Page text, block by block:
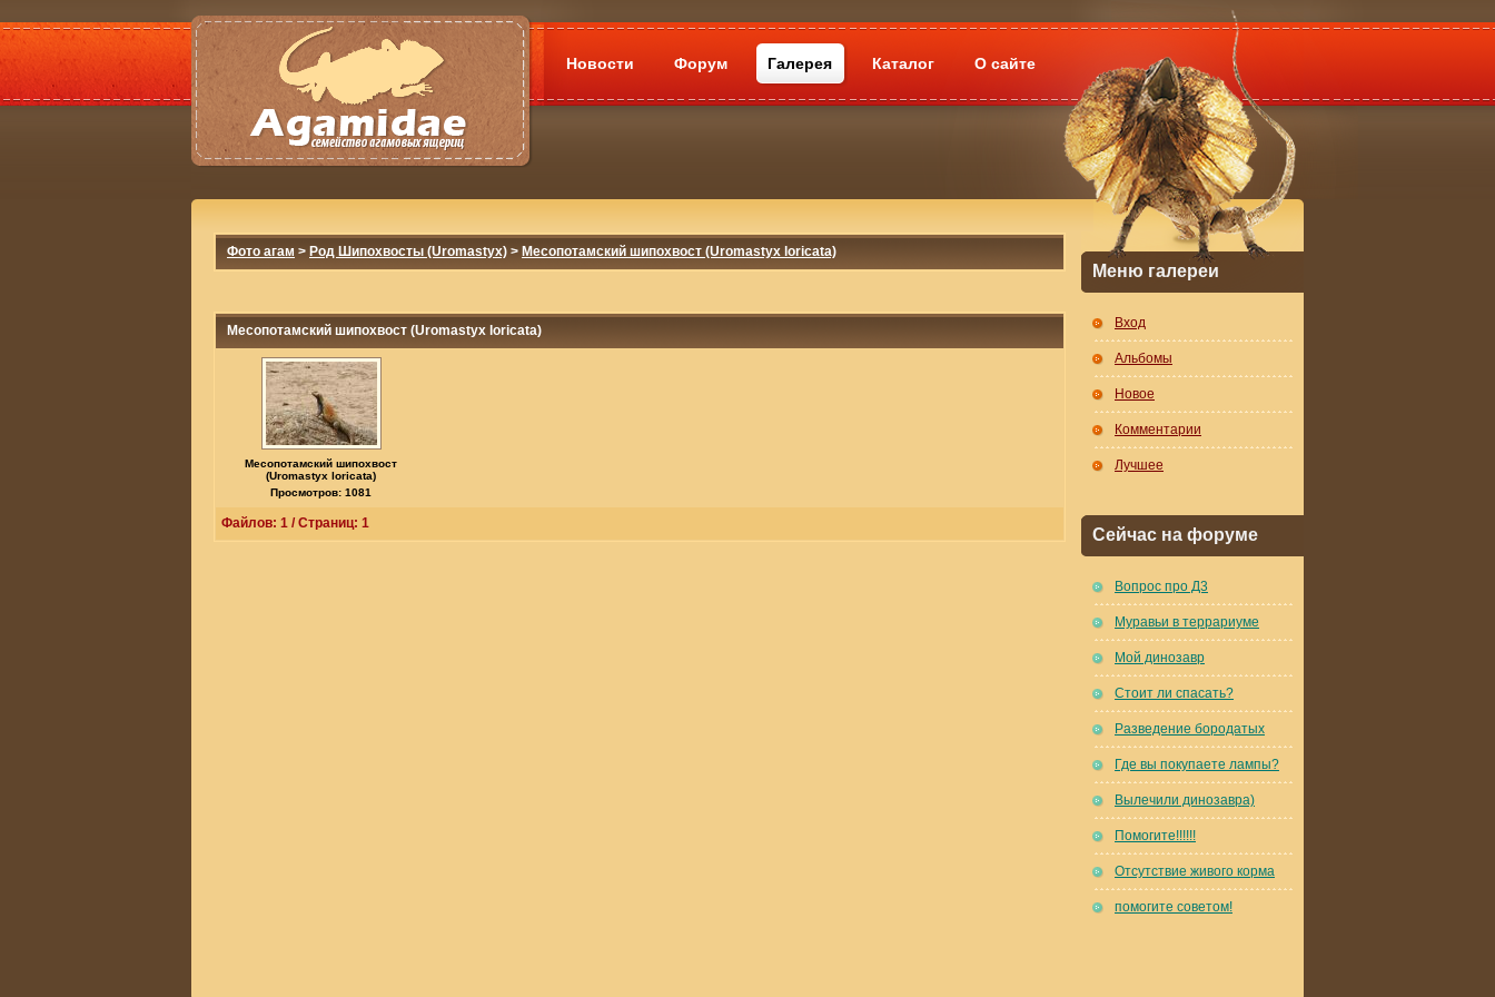
Новости Форум Галерея Каталог О сайте
Фото агам > Род Шипохвосты (Uromastyx) > Месопотамский шипохвост (Uromastyx loricata)
Месопотамский шипохвост (Uromastyx loricata)
Месопотамский шипохвост
(Uromastyx loricata)
Просмотров: 1081
Файлов: 1 / Страниц: 1
Меню галереи
Вход
Альбомы
Новое
Комментарии
Лучшее
Сейчас на форуме
Вопрос про Д3
Муравьи в террариуме
Мой динозавр
Стоит ли спасать?
Разведение бородатых
Где вы покупаете лампы?
Вылечили динозавра)
Помогите!!!!!!
Отсутствие живого корма
помогите советом!